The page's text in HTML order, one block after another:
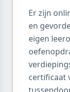
Er zijn
en
eigen
certificaat